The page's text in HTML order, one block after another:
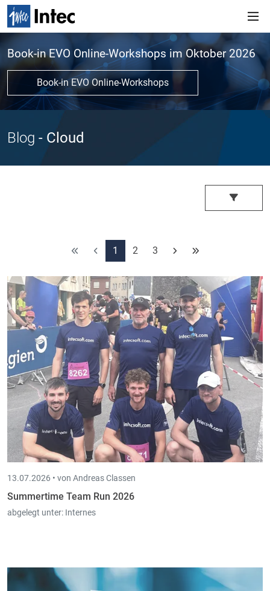
Book-in EVO Online-Workshops im Oktober 2026
Book-in EVO Online-Workshops
Blog - Cloud
1 2 3
13.07.2026 • von Andreas Classen
Summertime Team Run 2026
abgelegt unter: Internes